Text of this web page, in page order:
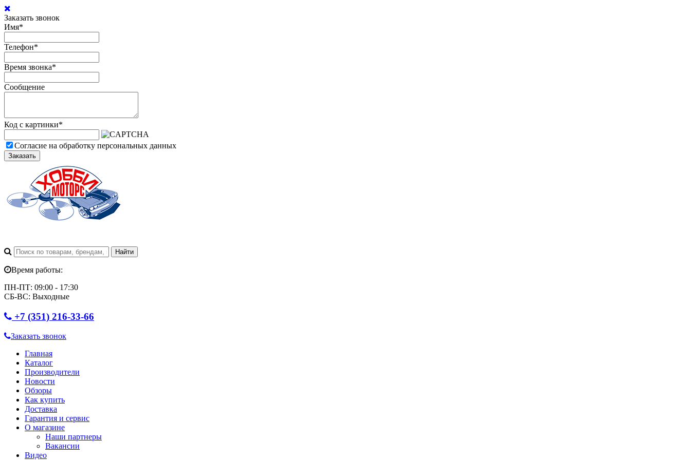
Заказать звонок
Имя*
Телефон*
Время звонка*
Сообщение
Код с картинки*
Согласие на обработку персональных данных
Заказать
Время работы:
ПН-ПТ: 09:00 - 17:30
СБ-ВС: Выходные
+7 (351) 216-33-66
Заказать звонок
Главная
Каталог
Производители
Новости
Обзоры
Как купить
Доставка
Гарантия и сервис
О магазине
Наши партнеры
Вакансии
Видео